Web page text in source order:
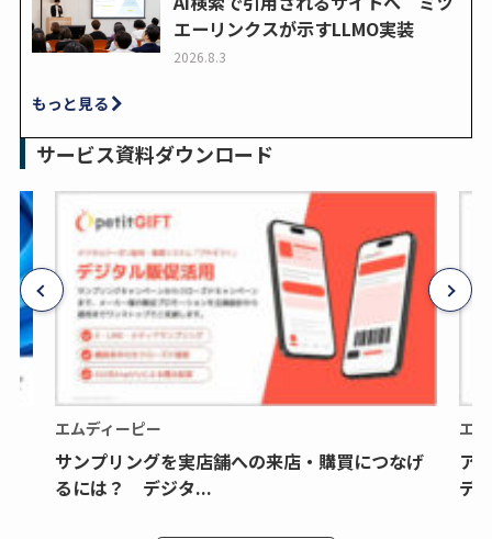
エーリンクスが示すLLMO実装
2026.8.3
もっと見る
サービス資料ダウンロード
エムディーピー
サンプリングを実店舗への来店・購買につなげ
るには？ デジタ...
エ
ア
デ